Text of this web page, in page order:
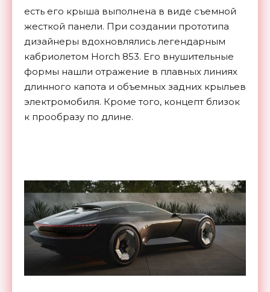
есть его крыша выполнена в виде съемной
жесткой панели. При создании прототипа
дизайнеры вдохновлялись легендарным
кабриолетом Horch 853. Его внушительные
формы нашли отражение в плавных линиях
длинного капота и объемных задних крыльев
электромобиля. Кроме того, концепт близок
к прообразу по длине.